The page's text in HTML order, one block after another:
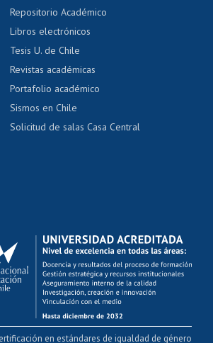
Denuncias administrativas
Repositorio Académico
Libros electrónicos
Tesis U. de Chile
Revistas académicas
Portafolio académico
Sismos en Chile
Solicitud de salas Casa Central
en estándares de igualdad de género